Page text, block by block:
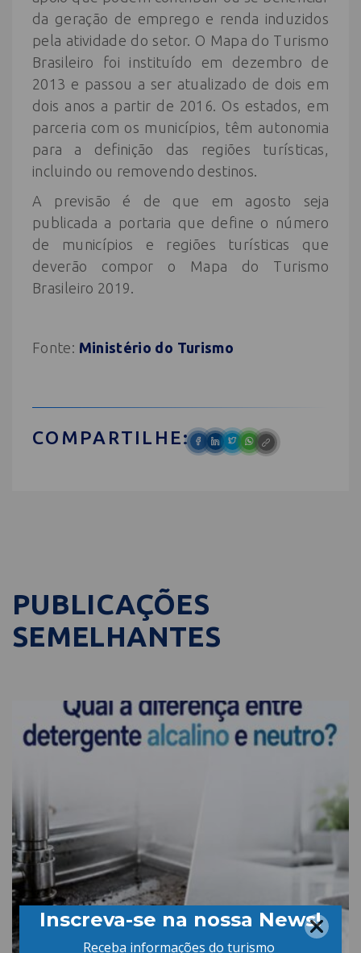
da geração de emprego e renda induzidos
pela atividade do setor. O Mapa do Turismo
Brasileiro foi instituído em dezembro de
2013 e passou a ser atualizado de dois em
dois anos a partir de 2016. Os estados, em
parceria com os municípios, têm autonomia
para a definição das regiões turísticas,
incluindo ou removendo destinos.
A previsão é de que em agosto seja
publicada a portaria que define o número
de municípios e regiões turísticas que
deverão compor o Mapa do Turismo
Brasileiro 2019.
Fonte: Ministério do Turismo
COMPARTILHE:
PUBLICAÇÕES
SEMELHANTES